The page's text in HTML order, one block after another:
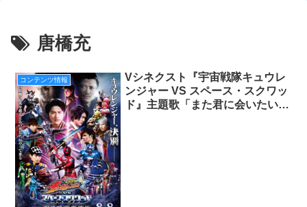
唐橋充
コンテンツ情報
Vシネクスト『宇宙戦隊キュウレ
ンジャー VS スペース・スクワッ
ド』主題歌「また君に会いたい」